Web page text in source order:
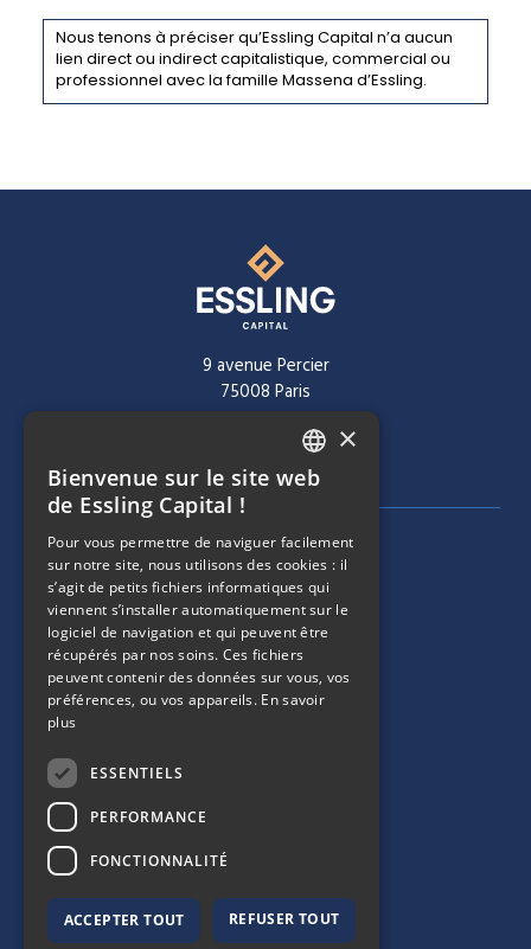
Nous tenons à préciser qu’Essling Capital n’a aucun
lien direct ou indirect capitalistique, commercial ou
professionnel avec la famille Massena d’Essling.
9 avenue Percier
75008 Paris
+ 33 1 40 60 22 30
MENU DE NAVIGATION
SOCIÉTÉ
ÉQUIPE
MENU DE NAVIGATION
STRATÉGIES
MENU DE NAVIGATION
FRENCH
×
Bienvenue sur le site web
de Essling Capital !
Pour vous permettre de naviguer facilement
sur notre site, nous utilisons des cookies : il
s’agit de petits fichiers informatiques qui
viennent s’installer automatiquement sur le
logiciel de navigation et qui peuvent être
récupérés par nos soins. Ces fichiers
peuvent contenir des données sur vous, vos
préférences, ou vos appareils. En savoir
plus
ESSENTIELS
PERFORMANCE
FONCTIONNALITÉ
ACCEPTER TOUT REFUSER TOUT